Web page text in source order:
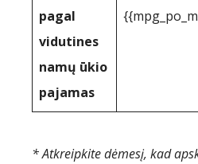
pagal
vidutines
namų ūkio
pajamas
* Atkreipkite dėmesį, kad